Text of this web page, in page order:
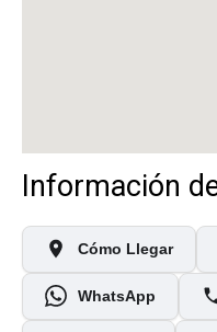
Información
Cómo Llegar
WhatsApp